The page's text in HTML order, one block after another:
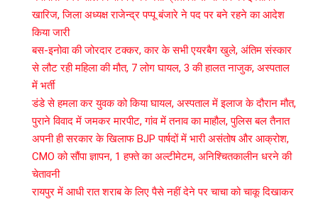
खारिज, जिला अध्यक्ष राजेन्द्र पप्पू बंजारे ने पद पर बने रहने का आदेश
किया जारी
बस-इनोवा की जोरदार टक्कर, कार के सभी एयरबैग खुले, अंतिम संस्कार
से लौट रही महिला की मौत, 7 लोग घायल, 3 की हालत नाजुक, अस्पताल
में भर्ती
डंडे से हमला कर युवक को किया घायल, अस्पताल में इलाज के दौरान मौत,
पुराने विवाद में जमकर मारपीट, गांव में तनाव का माहौल, पुलिस बल तैनात
अपनी ही सरकार के खिलाफ BJP पार्षदों में भारी असंतोष और आक्रोश,
CMO को सौंपा ज्ञापन, 1 हफ्ते का अल्टीमेटम, अनिश्चितकालीन धरने की
चेतावनी
रायपुर में आधी रात शराब के लिए पैसे नहीं देने पर चाचा को चाकू दिखाकर